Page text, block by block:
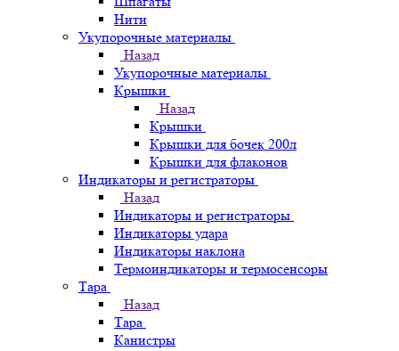
Нити
Укупорочные материалы
Назад
Укупорочные материалы
Крышки
Назад
Крышки
Крышки для бочек 200л
Крышки для флаконов
Индикаторы и регистраторы
Назад
Индикаторы и регистраторы
Индикаторы удара
Индикаторы наклона
Термоиндикаторы и термосенсоры
Тара
Назад
Тара
Канистры